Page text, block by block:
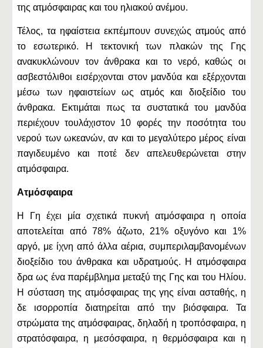
της ατμόσφαιρας και του ηλιακού ανέμου.
Τέλος, τα ηφαίστεια εκπέμπουν συνεχώς ατμούς από
το εσωτερικό. Η τεκτονική των πλακών της Γης
ανακυκλώνουν τον άνθρακα και το νερό, καθώς οι
ασβεστόλιθοι εισέρχονται στον μανδύα και εξέρχονται
μέσω των ηφαιστείων ως ατμός και διοξείδιο του
άνθρακα. Εκτιμάται πως τα συστατικά του μανδύα
περιέχουν τουλάχιστον 10 φορές την ποσότητα του
νερού των ωκεανών, αν και το μεγαλύτερο μέρος είναι
παγιδευμένο και ποτέ δεν απελευθερώνεται στην
ατμόσφαιρα.
Ατμόσφαιρα
Η Γη έχει μία σχετικά πυκνή ατμόσφαιρα η οποία
αποτελείται από 78% άζωτο, 21% οξυγόνο και 1%
αργό, με ίχνη από άλλα αέρια, συμπεριλαμβανομένων
διοξείδιο του άνθρακα και υδρατμούς. Η ατμόσφαιρα
δρα ως ένα παρέμβλημα μεταξύ της Γης και του Ηλίου.
Η σύσταση της ατμόσφαιρας της γης είναι ασταθής, η
δε ισορροπία διατηρείται από την βιόσφαιρα. Τα
στρώματα της ατμόσφαιρας, δηλαδή η τροπόσφαιρα, η
στρατόσφαιρα, η μεσόσφαιρα, η θερμόσφαιρα και η